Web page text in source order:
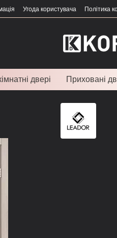
Угода користувача Політика
двері Приховані